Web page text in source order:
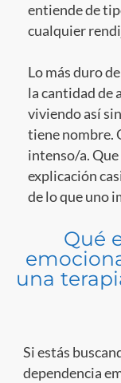
entiende de
cualquier
Lo más duro
la cantidad de
viviendo así
tiene nombre.
intenso/a. Que
explicación
de lo que uno
Qué
una
Si estás
dependencia